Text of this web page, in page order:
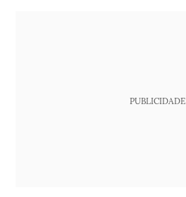
PUBLICIDADE